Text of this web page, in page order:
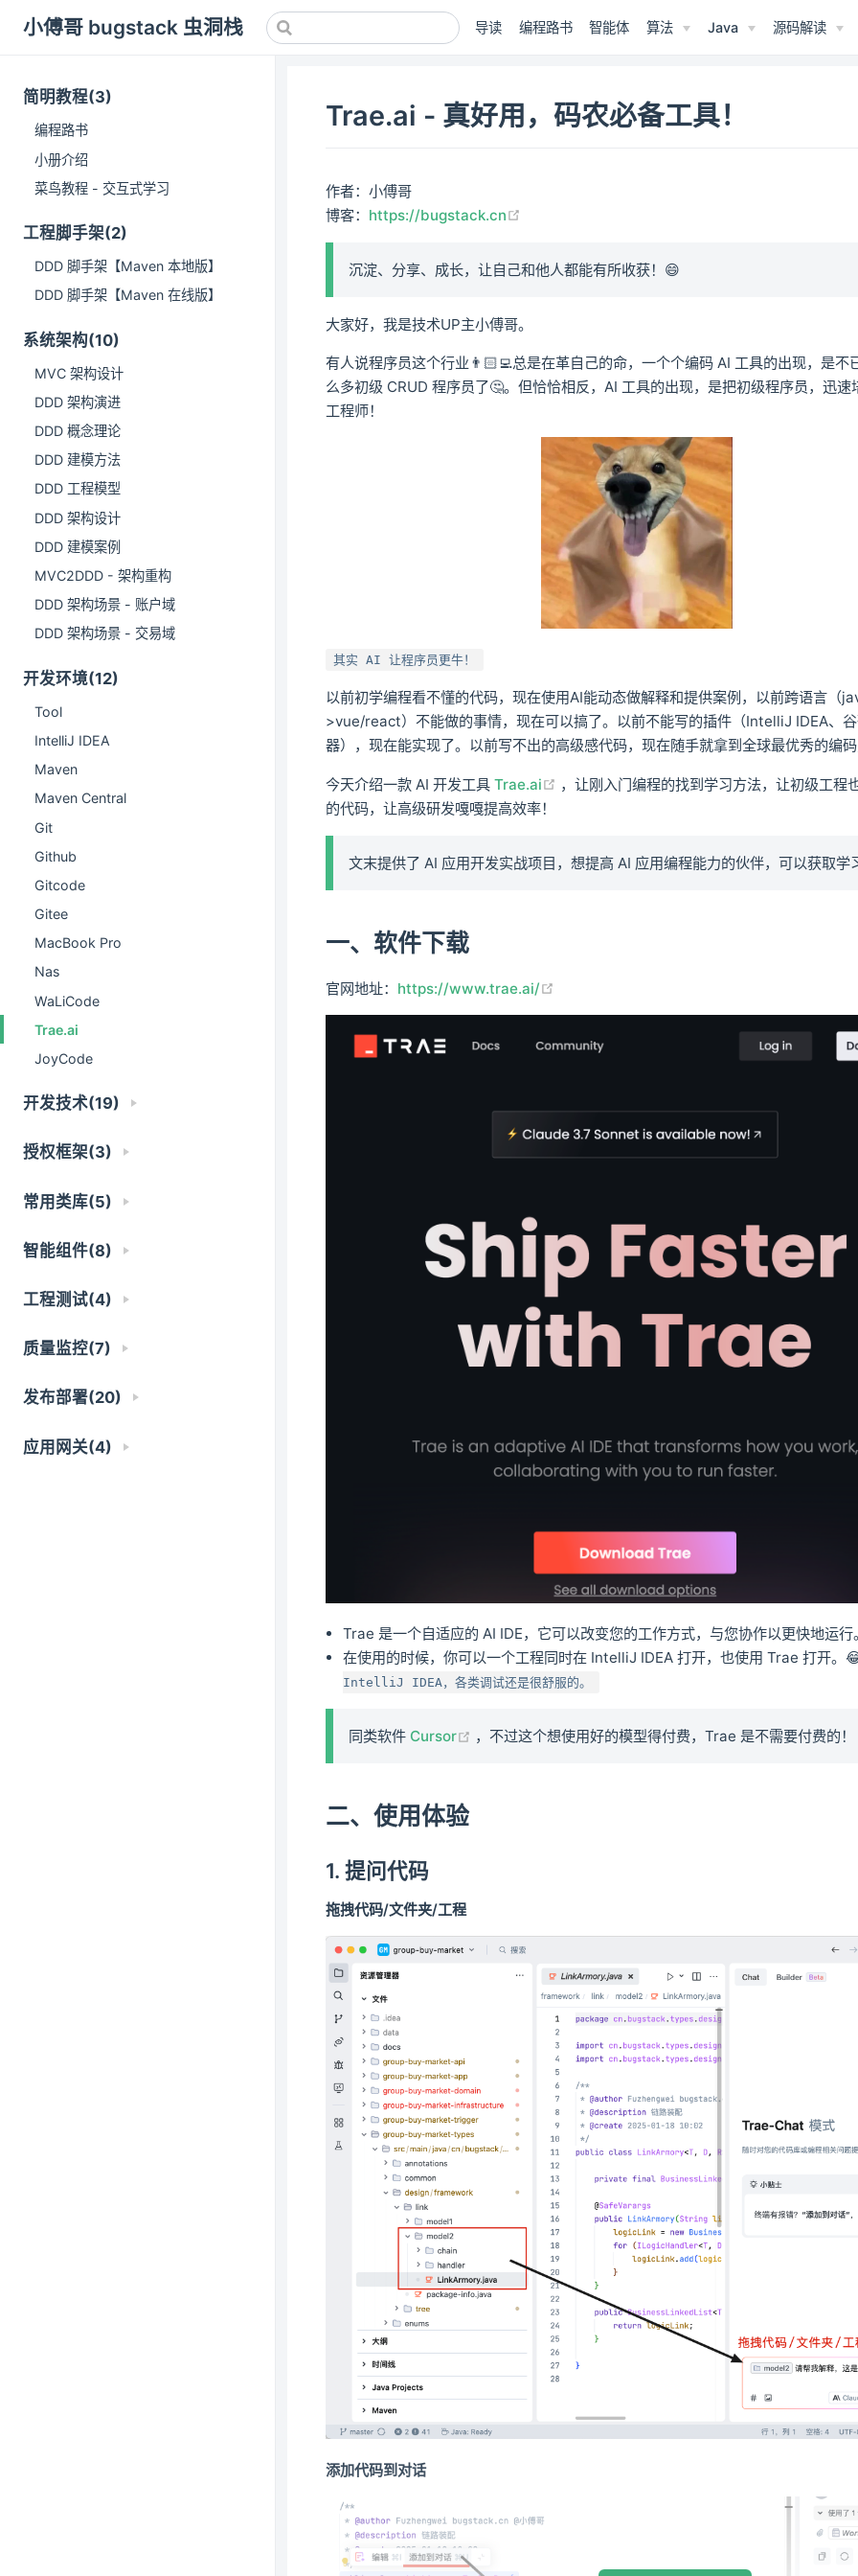
小傅哥 bugstack 虫洞栈 导读 编程路书 智能体 算法 Java 源码解读
简明教程(3)
编程路书
小册介绍
菜鸟教程 - 交互式学习
工程脚手架(2)
DDD 脚手架【Maven 本地版】
DDD 脚手架【Maven 在线版】
系统架构(10)
MVC 架构设计
DDD 架构演进
DDD 概念理论
DDD 建模方法
DDD 工程模型
DDD 架构设计
DDD 建模案例
MVC2DDD - 架构重构
DDD 架构场景 - 账户域
DDD 架构场景 - 交易域
开发环境(12)
Tool
IntelliJ IDEA
Maven
Maven Central
Git
Github
Gitcode
Gitee
MacBook Pro
Nas
WaLiCode
Trae.ai
JoyCode
开发技术(19)
授权框架(3)
常用类库(5)
智能组件(8)
工程测试(4)
质量监控(7)
发布部署(20)
应用网关(4)
Trae.ai - 真好用，码农必备工具！
作者：小傅哥
博客： https://bugstack.cn
沉淀、分享、成长，让自己和他人都能有所收获！😄
大家好，我是技术UP主小傅哥。
有人说程序员这个行业👨🏻‍💻总是在革自己的命，一个个编码 AI 工具的出现，是不
么多初级 CRUD 程序员了🤔。但恰恰相反，AI 工具的出现，是把初级程序员，迅速
工程师！
其实 AI 让程序员更牛！
以前初学编程看不懂的代码，现在使用AI能动态做解释和提供案例，以前跨语言（
>vue/react）不能做的事情，现在可以搞了。以前不能写的插件（IntelliJ IDEA、
器），现在能实现了。以前写不出的高级感代码，现在随手就拿到全球最优秀的编
今天介绍一款 AI 开发工具 Trae.ai (opens new window)
，让刚入门编程的找到学习方法，让初级工程
的代码，让高级研发嘎嘎提高效率！
文末提供了 AI 应用开发实战项目，想提高 AI 应用编程能力的伙伴，可以获取学
一、软件下载
官网地址： https://www.trae.ai/
Trae 是一个自适应的 AI IDE，它可以改变您的工作方式，与您协作以更快地运行
在使用的时候，你可以一个工程同时在 IntelliJ IDEA 打开，也使用 Trae 打开。
IntelliJ IDEA，各类调试还是很舒服的。
同类软件 Cursor (opens new window)
，不过这个想使用好的模型得付费，Trae 是不需要付费的！
二、使用体验
1. 提问代码
拖拽代码/文件夹/工程
添加代码到对话